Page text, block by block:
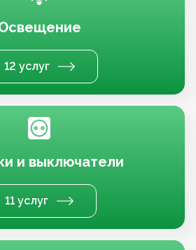
12 услуг
и выключатели
11 услуг